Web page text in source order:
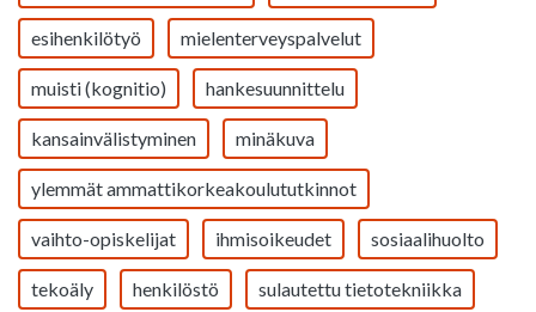
esihenkilötyö mielenterveyspalvelut
muisti (kognitio) hankesuunnittelu
kansainvälistyminen minäkuva
ylemmät ammattikorkeakoulututkinnot
vaihto-opiskelijat ihmisoikeudet sosiaalihuolto
tekoäly henkilöstö sulautettu tietotekniikka